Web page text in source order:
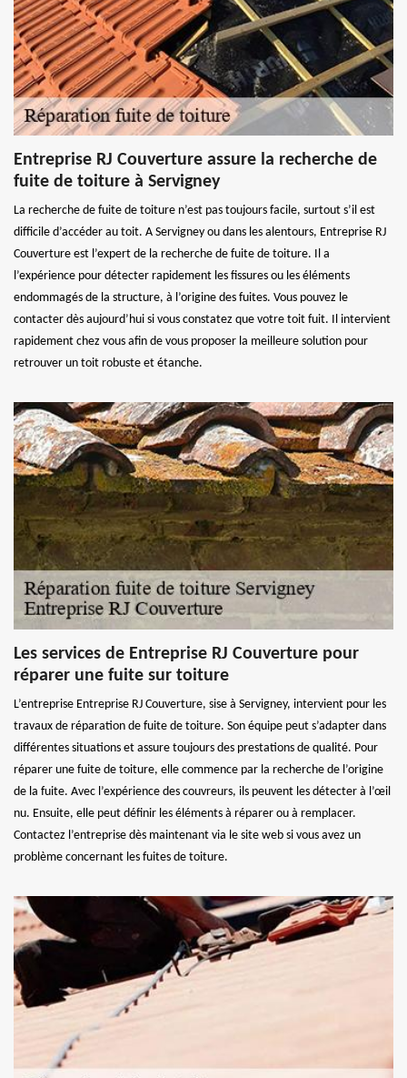
Entreprise RJ Couverture assure la recherche de
fuite de toiture à Servigney
La recherche de fuite de toiture n’est pas toujours facile, surtout s’il est
difficile d’accéder au toit. A Servigney ou dans les alentours, Entreprise RJ
Couverture est l’expert de la recherche de fuite de toiture. Il a
l’expérience pour détecter rapidement les fissures ou les éléments
endommagés de la structure, à l’origine des fuites. Vous pouvez le
contacter dès aujourd’hui si vous constatez que votre toit fuit. Il intervient
rapidement chez vous afin de vous proposer la meilleure solution pour
retrouver un toit robuste et étanche.
Les services de Entreprise RJ Couverture pour
réparer une fuite sur toiture
L’entreprise Entreprise RJ Couverture, sise à Servigney, intervient pour les
travaux de réparation de fuite de toiture. Son équipe peut s’adapter dans
différentes situations et assure toujours des prestations de qualité. Pour
réparer une fuite de toiture, elle commence par la recherche de l’origine
de la fuite. Avec l’expérience des couvreurs, ils peuvent les détecter à l’œil
nu. Ensuite, elle peut définir les éléments à réparer ou à remplacer.
Contactez l’entreprise dès maintenant via le site web si vous avez un
problème concernant les fuites de toiture.